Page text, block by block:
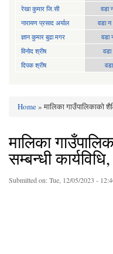
रेखा कुमार जि.सी
वडा
नारायण प्रसाद अर्याल
वडा न‍
ज्ञान कुमार बुढा मगर
वडा
विनोद श्रीष
वडा
दिपक श्रीष
Home» मालिका गाउँपालिकाको
मालिका
सम्बन्धी
Submitted on:Tue, 12/05/2023 -